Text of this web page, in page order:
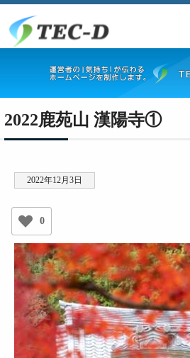
2022鹿苑山 漢陽寺①
2022年12月3日
0